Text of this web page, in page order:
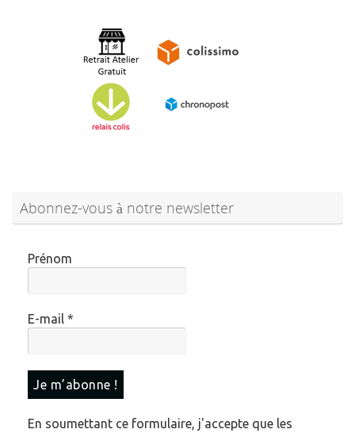
Abonnez-vous à notre newsletter
Prénom
E-mail *
En soumettant ce formulaire, j'accepte que les